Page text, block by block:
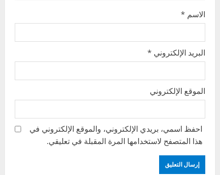
الاسم *
البريد الإلكتروني *
الموقع الإلكتروني
احفظ اسمي، بريدي الإلكتروني، والموقع الإلكتروني في
هذا المتصفح لاستخدامها المرة المقبلة في تعليقي.